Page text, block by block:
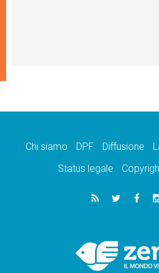
Chi siamo DPF Diffusione
Status legale